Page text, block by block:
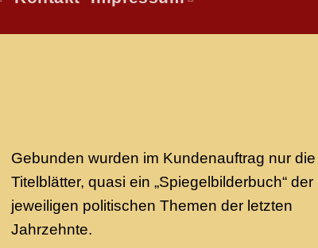
Gebunden wurden im Kundenauftrag nur die
Titelblätter, quasi ein „Spiegelbilderbuch“ der
jeweiligen politischen Themen der letzten
Jahrzehnte.